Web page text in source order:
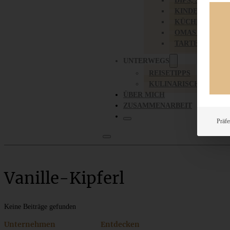
UNTERWEGS
REISETIPPS
KULINARISCH
ÜBER MICH
ZUSAMMENARBEIT
Vanille-Kipferl
Keine Beiträge gefunden
Unternehmen Entdecken